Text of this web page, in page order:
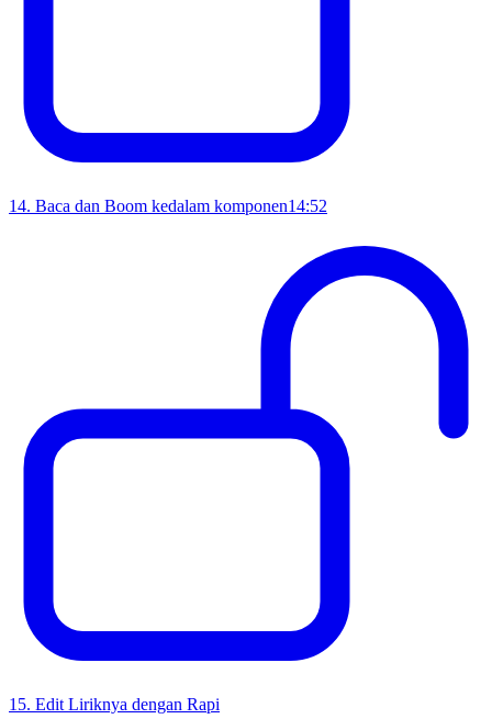
14. Baca dan Boom kedalam komponen14:52
15. Edit Liriknya dengan Rapi